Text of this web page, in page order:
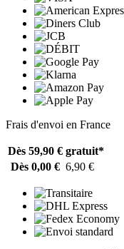
Frais d'envoi en France
Dès 59,90 € gratuit*
Dès 0,00 € 6,90 €